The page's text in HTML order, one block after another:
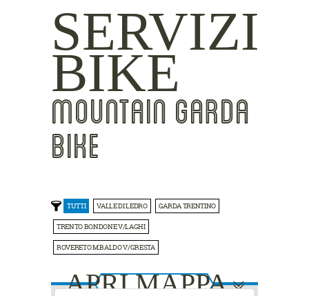
SERVIZI
BIKE
MOUNTAIN GARDA
BIKE
TUTTI VALLE DI LEDRO GARDA TRENTINO
TRENTO BONDONE V/LAGHI
ROVERETO M.BALDO V/GRESTA
APRI MAPPA